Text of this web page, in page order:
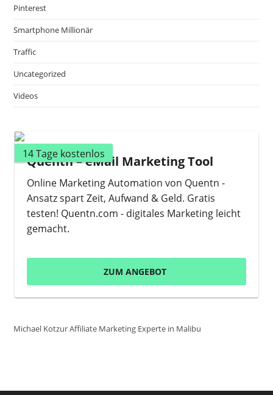
Pinterest
Smartphone Millionär
Traffic
Uncategorized
Videos
14 Tage kostenlos
Quentn – eMail Marketing Tool
Online Marketing Automation von Quentn -
Ansatz spart Zeit, Aufwand & Geld. Gratis
testen! Quentn.com - digitales Marketing leicht
gemacht.
ZUM ANGEBOT
Michael Kotzur Affiliate Marketing Experte in Malibu